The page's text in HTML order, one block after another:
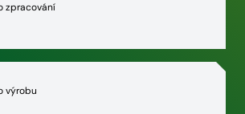
zpracování
výrobu